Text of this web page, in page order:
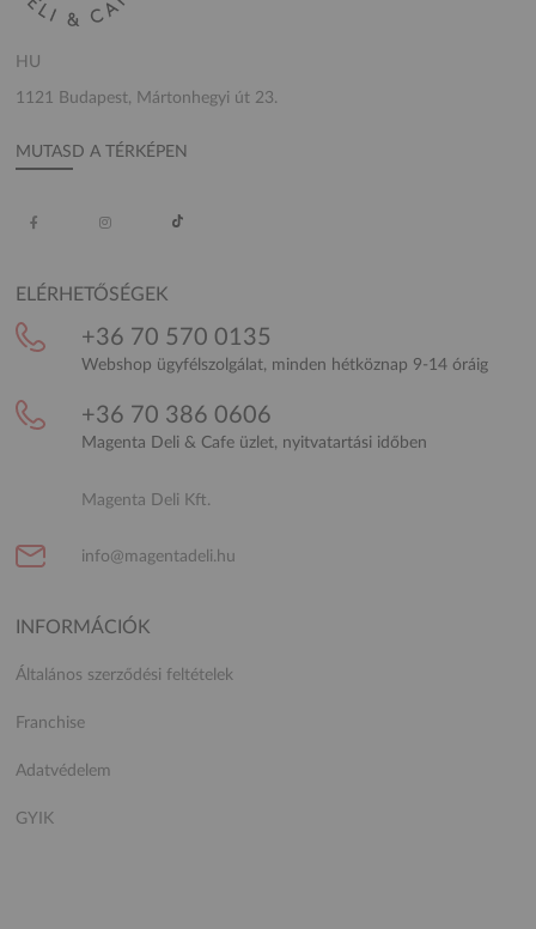
HU
1121 Budapest, Mártonhegyi út 23.
MUTASD A TÉRKÉPEN
ELÉRHETŐSÉGEK
+36 70 570 0135
Webshop ügyfélszolgálat, minden hétköznap 9-14 óráig
+36 70 386 0606
Magenta Deli & Cafe üzlet, nyitvatartási időben
Magenta Deli Kft.
info@magentadeli.hu
INFORMÁCIÓK
Általános szerződési feltételek
Franchise
Adatvédelem
GYIK